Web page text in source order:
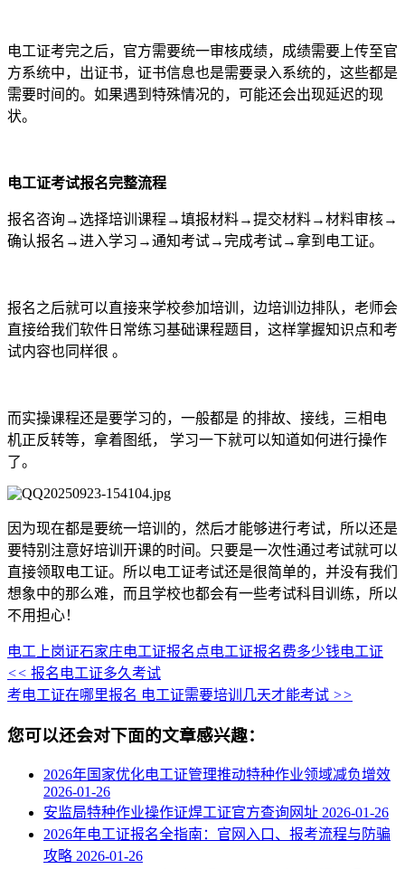
电工证考完之后，官方需要统一审核成绩，成绩需要上传至官
方系统中，出证书，证书信息也是需要录入系统的，这些都是
需要时间的。如果遇到特殊情况的，可能还会出现延迟的现
状。
电工证考试报名完整流程
报名咨询→选择培训课程→填报材料→提交材料→材料审核→
确认报名→进入学习→通知考试→完成考试→拿到电工证。
报名之后就可以直接来学校参加培训，边培训边排队，老师会
直接给我们软件日常练习基础课程题目，这样掌握知识点和考
试内容也同样很 。
而实操课程还是要学习的，一般都是 的排故、接线，三相电
机正反转等，拿着图纸， 学习一下就可以知道如何进行操作
了。
因为现在都是要统一培训的，然后才能够进行考试，所以还是
要特别注意好培训开课的时间。只要是一次性通过考试就可以
直接领取电工证。所以电工证考试还是很简单的，并没有我们
想象中的那么难，而且学校也都会有一些考试科目训练，所以
不用担心！
电工上岗证石家庄电工证报名点电工证报名费多少钱电工证
<< 报名电工证多久考试
考电工证在哪里报名 电工证需要培训几天才能考试 >>
您可以还会对下面的文章感兴趣：
2026年国家优化电工证管理推动特种作业领域减负增效
2026-01-26
安监局特种作业操作证焊工证官方查询网址 2026-01-26
2026年电工证报名全指南：官网入口、报考流程与防骗
攻略 2026-01-26